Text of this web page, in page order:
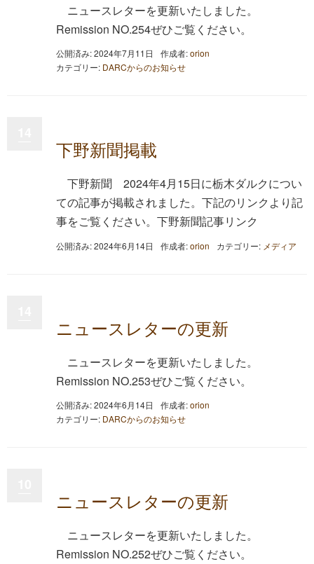
ニュースレターを更新いたしました。
Remission NO.254ぜひご覧ください。
公開済み: 2024年7月11日 作成者:orion
カテゴリー: DARCからのお知らせ
下野新聞掲載
下野新聞 2024年4月15日に栃木ダルクについ
ての記事が掲載されました。下記のリンクより記
事をご覧ください。下野新聞記事リンク
公開済み: 2024年6月14日 作成者:orion カテゴリー: メディア
ニュースレターの更新
ニュースレターを更新いたしました。
Remission NO.253ぜひご覧ください。
公開済み: 2024年6月14日 作成者:orion
カテゴリー: DARCからのお知らせ
ニュースレターの更新
ニュースレターを更新いたしました。
Remission NO.252ぜひご覧ください。